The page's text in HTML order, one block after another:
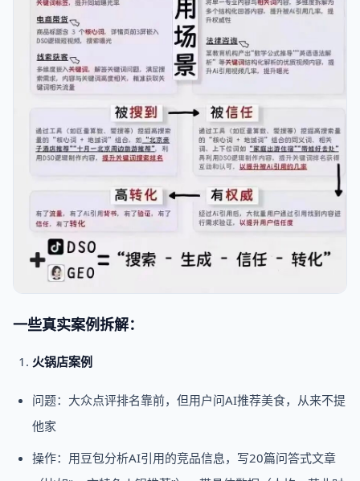
一些真实案例拆解：
火锅店案例
问题：大众点评排名靠前，但用户问AI推荐美食，从来不提
他家
操作：用豆包分析AI引用的竞品信息，写20篇问答式文章